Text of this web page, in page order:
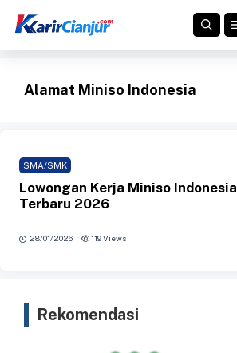
Alamat Miniso Indonesia
SMA/SMK
Lowongan Kerja Miniso Indonesia
Terbaru 2026
28/01/2026 · 119 Views
Rekomendasi